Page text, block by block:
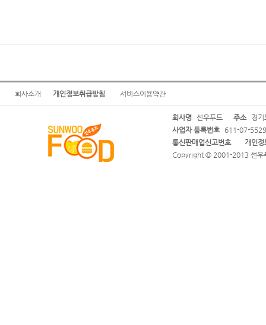
회사소개 개인정보취급방침 서비스이용약관
회사명 선우푸드 주소
경
사업자 등록번호 611-07-
통신판매업신고번호
개인
Copyright © 2001-2013 선우